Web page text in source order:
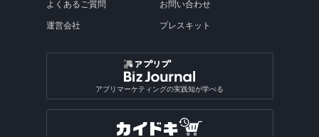
よくあるご質問
運営会社
お問い合わせ
プレスキット
アプリマーケティングの実践知が学べる